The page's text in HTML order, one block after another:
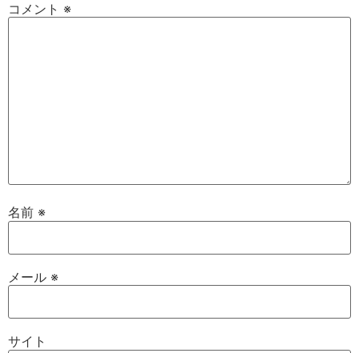
コメント ※
名前 ※
メール ※
サイト